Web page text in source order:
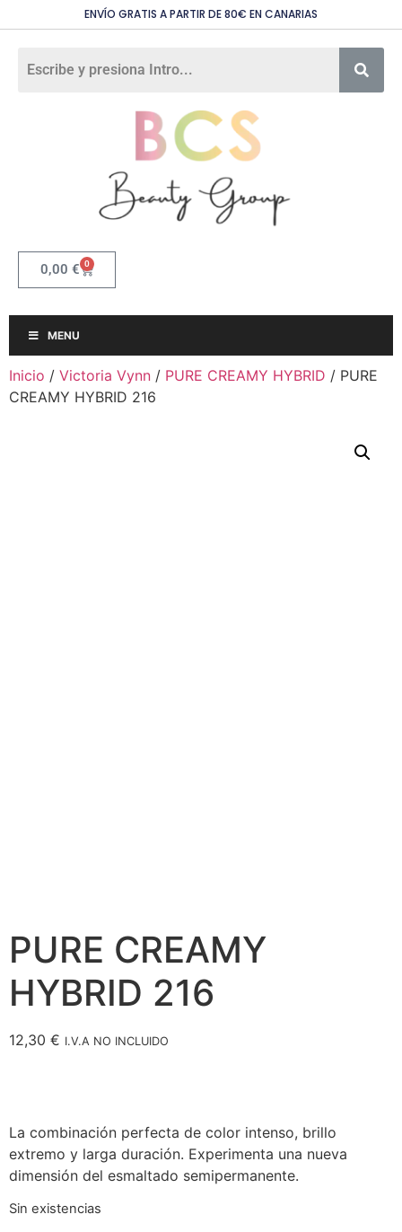
ENVÍO GRATIS A PARTIR DE 80€ EN CANARIAS
0,00 € 0
MENU
Inicio / Victoria Vynn / PURE CREAMY HYBRID / PURE
CREAMY HYBRID 216
PURE CREAMY
HYBRID 216
12,30 € I.V.A NO INCLUIDO
La combinación perfecta de color intenso, brillo
extremo y larga duración. Experimenta una nueva
dimensión del esmaltado semipermanente.
Sin existencias